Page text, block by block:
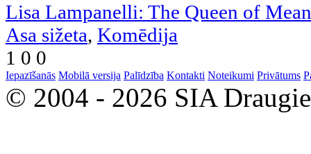
Lisa Lampanelli: The Queen of Mean
Asa sižeta, Komēdija
1 0 0
Iepazīšanās Mobilā versija Palīdzība Kontakti Noteikumi Privātums
© 2004 - 2026 SIA